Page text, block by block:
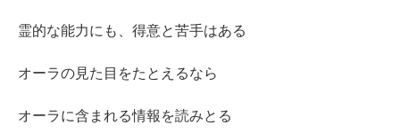
霊的な能力にも、得意と苦手はある
オーラの見た目をたとえるなら
オーラに含まれる情報を読みとる